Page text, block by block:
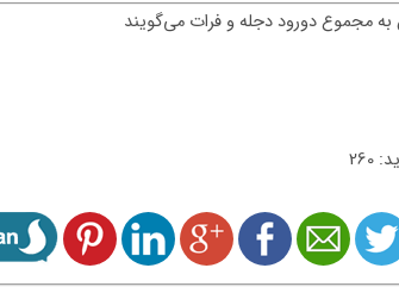
به مجموع دورود دجله و فرات می‌گویند